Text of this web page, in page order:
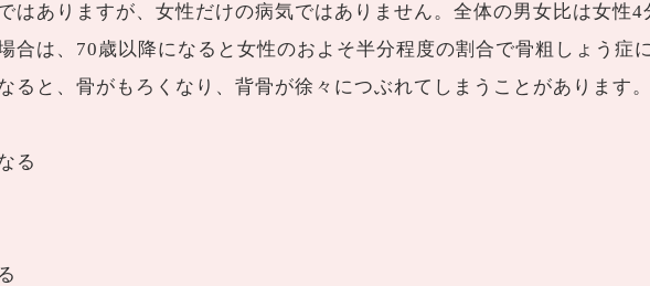
はありますが、女性だけの病気ではありません。全体の男女比は女性4
合は、70歳以降になると女性のおよそ半分程度の割合で骨粗しょう症
ると、骨がもろくなり、背骨が徐々につぶれてしまうことがあります。
る